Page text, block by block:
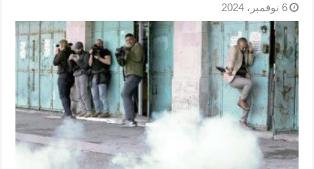
6 نوفمبر، 2024